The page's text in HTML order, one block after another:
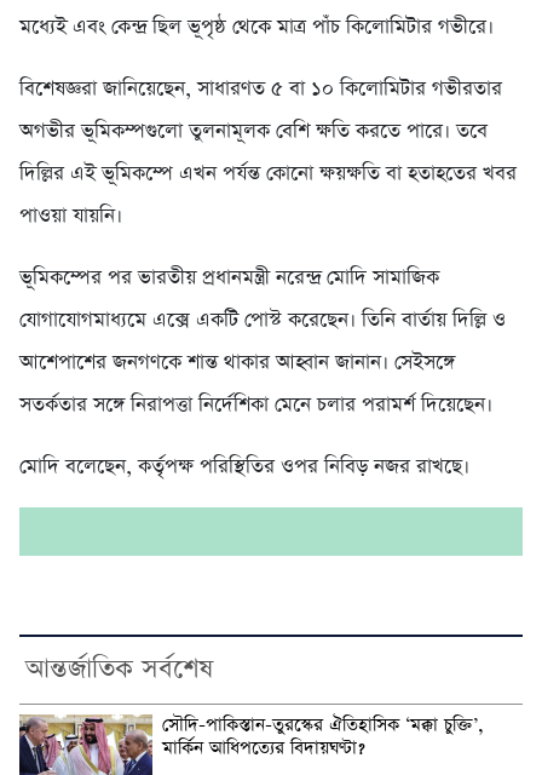
মধ্যেই এবং কেন্দ্র ছিল ভূপৃষ্ঠ থেকে মাত্র পাঁচ কিলোমিটার গভীরে।
বিশেষজ্ঞরা জানিয়েছেন, সাধারণত ৫ বা ১০ কিলোমিটার গভীরতার
অগভীর ভূমিকম্পগুলো তুলনামূলক বেশি ক্ষতি করতে পারে। তবে
দিল্লির এই ভূমিকম্পে এখন পর্যন্ত কোনো ক্ষয়ক্ষতি বা হতাহতের খবর
পাওয়া যায়নি।
ভূমিকম্পের পর ভারতীয় প্রধানমন্ত্রী নরেন্দ্র মোদি সামাজিক
যোগাযোগমাধ্যমে এক্সে একটি পোস্ট করেছেন। তিনি বার্তায় দিল্লি ও
আশেপাশের জনগণকে শান্ত থাকার আহ্বান জানান। সেইসঙ্গে
সতর্কতার সঙ্গে নিরাপত্তা নির্দেশিকা মেনে চলার পরামর্শ দিয়েছেন।
মোদি বলেছেন, কর্তৃপক্ষ পরিস্থিতির ওপর নিবিড় নজর রাখছে।
আন্তর্জাতিক সর্বশেষ
সৌদি-পাকিস্তান-তুরস্কের ঐতিহাসিক ‘মক্কা চুক্তি’,
মার্কিন আধিপত্যের বিদায়ঘণ্টা?